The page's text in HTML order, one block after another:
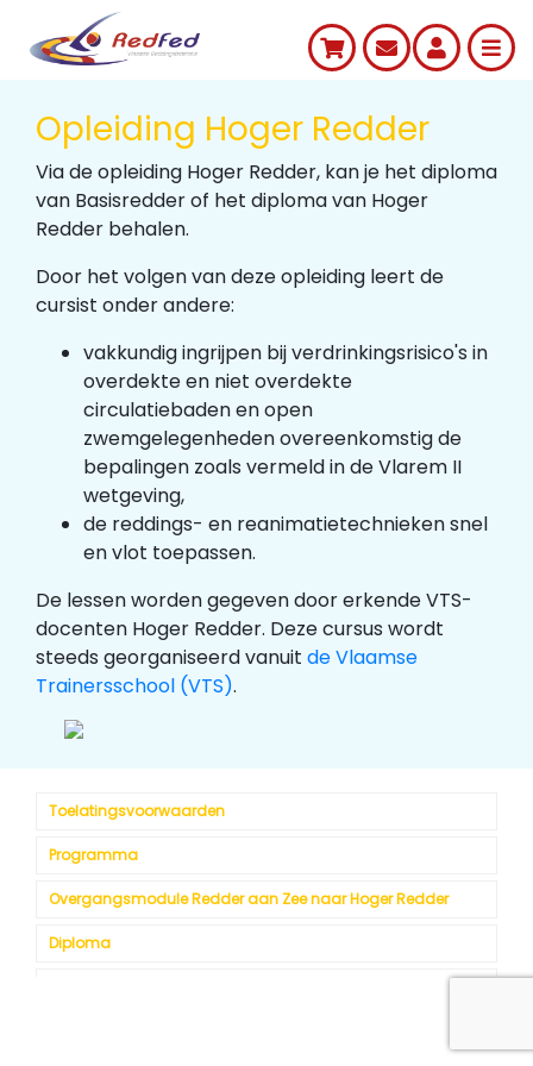
Opleiding Hoger Redder
Via de opleiding Hoger Redder, kan je het diploma
van Basisredder of het diploma van Hoger
Redder behalen.
Door het volgen van deze opleiding leert de
cursist onder andere:
vakkundig ingrijpen bij verdrinkingsrisico's in
overdekte en niet overdekte
circulatiebaden en open
zwemgelegenheden overeenkomstig de
bepalingen zoals vermeld in de Vlarem II
wetgeving,
de reddings- en reanimatietechnieken snel
en vlot toepassen.
De lessen worden gegeven door erkende VTS-
docenten Hoger Redder. Deze cursus wordt
steeds georganiseerd vanuit de Vlaamse
Trainersschool (VTS).
Toelatingsvoorwaarden
Programma
Overgangsmodule Redder aan Zee naar Hoger Redder
Diploma